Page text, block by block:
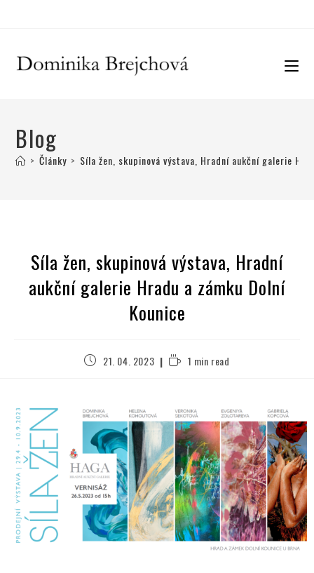
Blog
> Články > Síla žen, skupinová výstava, Hradní aukční galerie
Síla žen, skupinová výstava, Hradní
aukční galerie Hradu a zámku Dolní
Kounice
21. 04. 2023 1 min read